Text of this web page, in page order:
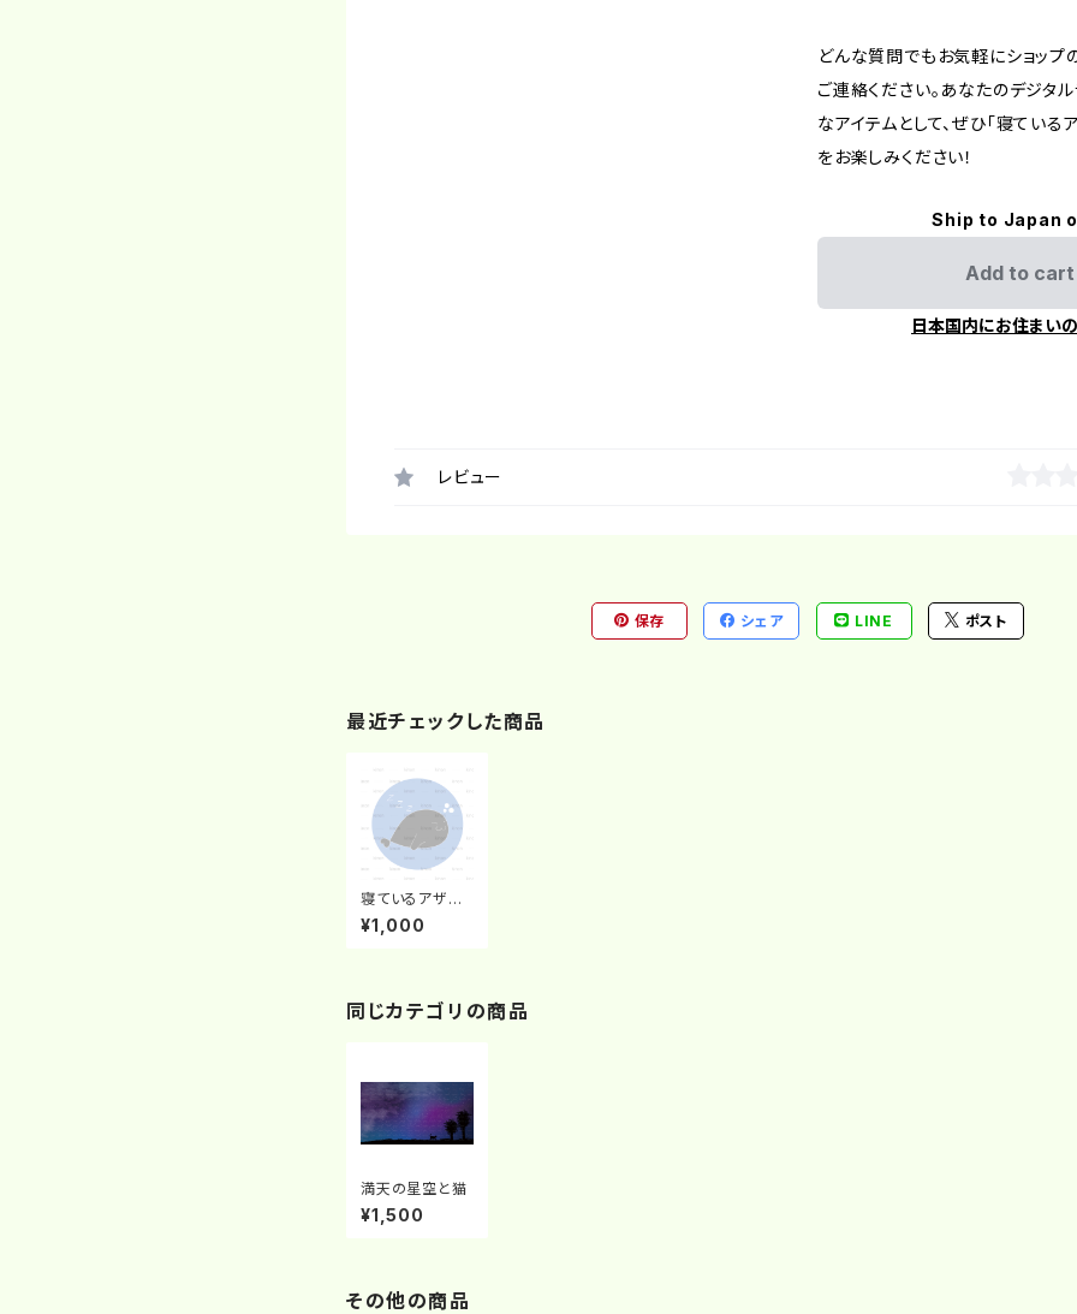
どんな質問でもお気軽にショップ
ご連絡ください。あなたのデジタ
なアイテムとして、ぜひ「寝ている
をお楽しみください！
Ship to Japan
Add to cart
日本国内にお住まい
レビュー
保存 シェア LINE ポスト
最近チェックした商品
寝ているアザラ
シのアイコン
¥1,000
同じカテゴリの商品
満天の星空と猫
¥1,500
その他の商品